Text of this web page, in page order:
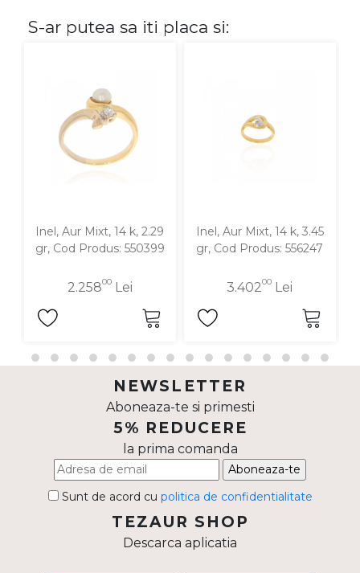
S-ar putea sa iti placa si:
Inel, Aur Mixt, 14 k, 2.29
gr, Cod Produs: 550399
2.25800Lei
Inel, Aur Mixt, 14 k, 3.45
gr, Cod Produs: 556247
3.40200 Lei
NEWSLETTER
Aboneaza-te si primesti
5% REDUCERE
la prima comanda
Aboneaza-te
Sunt de acord cu politica de confidentialitate
TEZAUR SHOP
Descarca aplicatia